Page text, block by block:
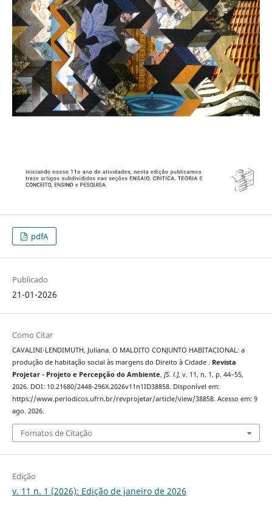
pdfA
Publicado
21-01-2026
Como Citar
CAVALINI-LENDIMUTH, Juliana. O MALDITO CONJUNTO HABITACIONAL: a
produção de habitação social às margens do Direito à Cidade . Revista
Projetar - Projeto e Percepção do Ambiente, [S. l.], v. 11, n. 1, p. 44–55,
2026. DOI: 10.21680/2448-296X.2026v11n1ID38858. Disponível em:
https://www.periodicos.ufrn.br/revprojetar/article/view/38858. Acesso em: 9
ago. 2026.
Fomatos de Citação
Edição
v. 11 n. 1 (2026): Edição de janeiro de 2026